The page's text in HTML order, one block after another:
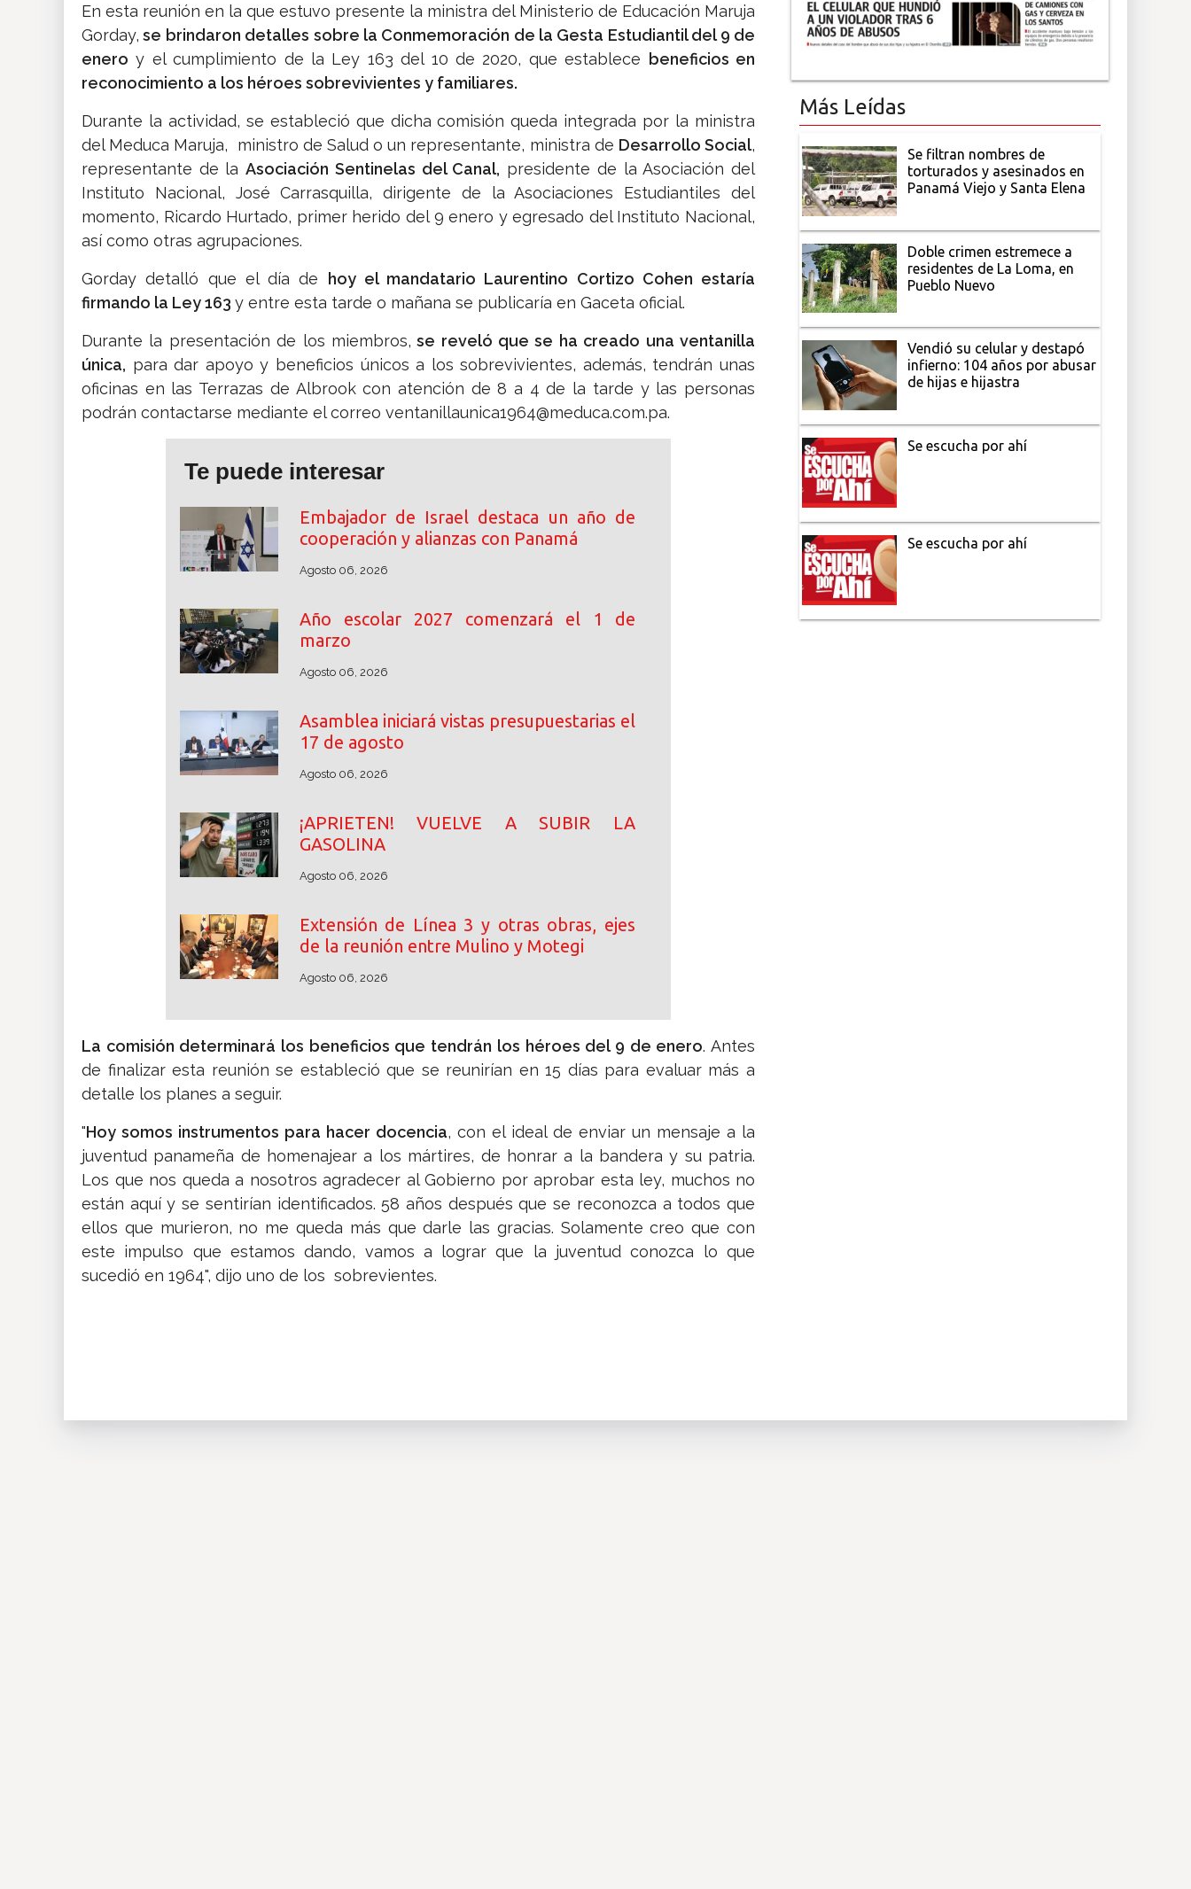
En esta reunión en la que estuvo presente la ministra del Ministerio de Educación Maruja
Gorday, se brindaron detalles sobre la Conmemoración de la Gesta Estudiantil del 9 de
enero y el cumplimiento de la Ley 163 del 10 de 2020, que establece
beneficios en
reconocimiento a los héroes sobrevivientes y familiares.
Durante la actividad, se estableció que dicha comisión queda integrada por la ministra
del Meduca Maruja, ministro de Salud o un representante, ministra de Desarrollo Social,
representante de laAsociación Sentinelas del Canal, presidente de la Asociación del
Instituto Nacional, José Carrasquilla, dirigente de la Asociaciones Estudiantiles del
momento, Ricardo Hurtado, primer herido del 9 enero y egresado del Instituto Nacional,
así como otras agrupaciones.
Gorday detalló que el día de
hoy el mandatario Laurentino Cortizo Cohen estaría
firmando la Ley 163 y entre esta tarde o mañana se publicaría en Gaceta oficial.
Durante la presentación de los miembros, se reveló que se ha creado una ventanilla
única, para dar apoyo y beneficios únicos a los sobrevivientes, además, tendrán unas
oficinas en las Terrazas de Albrook con atención de 8 a 4 de la tarde y las personas
podrán contactarse mediante el correo ventanillaunica1964@meduca.com.pa.
Te puede interesar
Embajador de Israel destaca un año de
cooperación y alianzas con Panamá
Agosto 06, 2026
Año escolar 2027 comenzará el 1 de
marzo
Agosto 06, 2026
Asamblea iniciará vistas presupuestarias el
17 de agosto
Agosto 06, 2026
¡APRIETEN! VUELVE A SUBIR LA
GASOLINA
Agosto 06, 2026
Extensión de Línea 3 y otras obras, ejes
de la reunión entre Mulino y Motegi
Agosto 06, 2026
La comisión determinará los beneficios que tendrán los héroes del 9 de enero. Antes
de finalizar esta reunión se estableció que se reunirían en 15 días para evaluar más a
detalle los planes a seguir.
"Hoy somos instrumentos para hacer docencia, con el ideal de enviar un mensaje a la
juventud panameña de homenajear a los mártires, de honrar a la bandera y su patria.
Los que nos queda a nosotros agradecer al Gobierno por aprobar esta ley, muchos no
están aquí y se sentirían identificados. 58 años después que se reconozca a todos que
ellos que murieron, no me queda más que darle las gracias. Solamente creo que con
este impulso que estamos dando, vamos a lograr que la juventud conozca lo que
sucedió en 1964", dijo uno de los sobrevientes.
Más Leídas
Se filtran nombres de
torturados y asesinados en
Panamá Viejo y Santa Elena
Doble crimen estremece a
residentes de La Loma, en
Pueblo Nuevo
Vendió su celular y destapó
infierno: 104 años por abusar
de hijas e hijastra
Se escucha por ahí
Se escucha por ahí